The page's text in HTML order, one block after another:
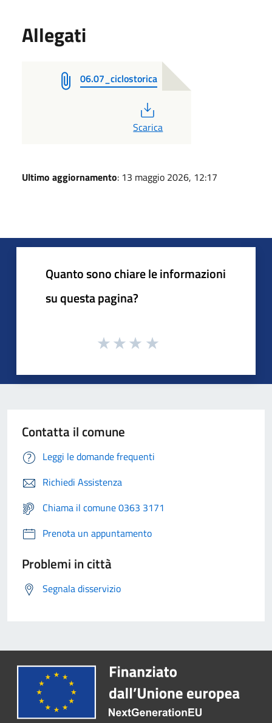
Allegati
06.07_ciclostorica
Scarica
Ultimo aggiornamento: 13 maggio 2026, 12:17
Quanto sono chiare le informazioni
su questa pagina?
Contatta il comune
Leggi le domande frequenti
Richiedi Assistenza
Chiama il comune 0363 3171
Prenota un appuntamento
Problemi in città
Segnala disservizio